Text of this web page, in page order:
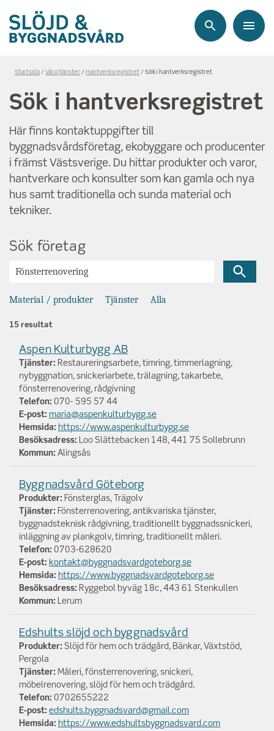
Länkstig,
är
sidan
Sök
i
hantverksregistret
Startsida Våra tjänster Hantverksregistret Sök i hantverksregistret
Sök i hantverksregistret
Här finns kontaktuppgifter till
byggnadsvårdsföretag, ekobyggare och producenter
i främst Västsverige. Du hittar produkter och varor,
hantverkare och konsulter som kan gamla och nya
hus samt traditionella och sunda material och
tekniker.
Sök företag
Sök
Material / produkter Tjänster Alla
15 resultat
Aspen Kulturbygg AB
Tjänster: Restaureringsarbete, timring, timmerlagning,
nybyggnation, snickeriarbete, trälagning, takarbete,
fönsterrenovering, rådgivning
Telefon: 070- 595 57 44
E-post: maria@aspenkulturbygg.se
Hemsida: https://www.aspenkulturbygg.se
Besöksadress:
Loo Slättebacken 148, 441 75 Sollebrunn
Kommun: Alingsås
Byggnadsvård Göteborg
Produkter: Fönsterglas, Trägolv
Tjänster: Fönsterrenovering, antikvariska tjänster,
byggnadsteknisk rådgivning, traditionellt byggnadssnickeri,
inläggning av plankgolv, timring, traditionellt måleri.
Telefon: 0703-628620
E-post: kontakt@byggnadsvardgoteborg.se
Hemsida: https://www.byggnadsvardgoteborg.se
Besöksadress: Ryggebol byväg 18c, 443 61 Stenkullen
Kommun:
Lerum
Edshults slöjd och byggnadsvård
Produkter: Slöjd för hem och trädgård, Bänkar, Växtstöd,
Pergola
Tjänster: Måleri, fönsterrenovering, snickeri,
möbelrenovering, slöjd för hem och trädgård.
Telefon: 0702655222
E-post: edshults.byggnadsvard@gmail.com
Hemsida: https://www.edshultsbyggnadsvard.com